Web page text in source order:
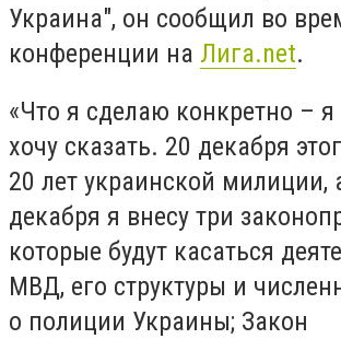
Украина", он сообщил во
конференции на Лига.net.
«Что я сделаю конкретно –
хочу сказать. 20 декабря
20 лет украинской милиции,
декабря я внесу три
которые будут касаться
МВД, его структуры и
о полиции Украины; Закон